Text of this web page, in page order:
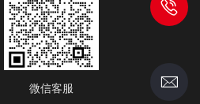
微信客服